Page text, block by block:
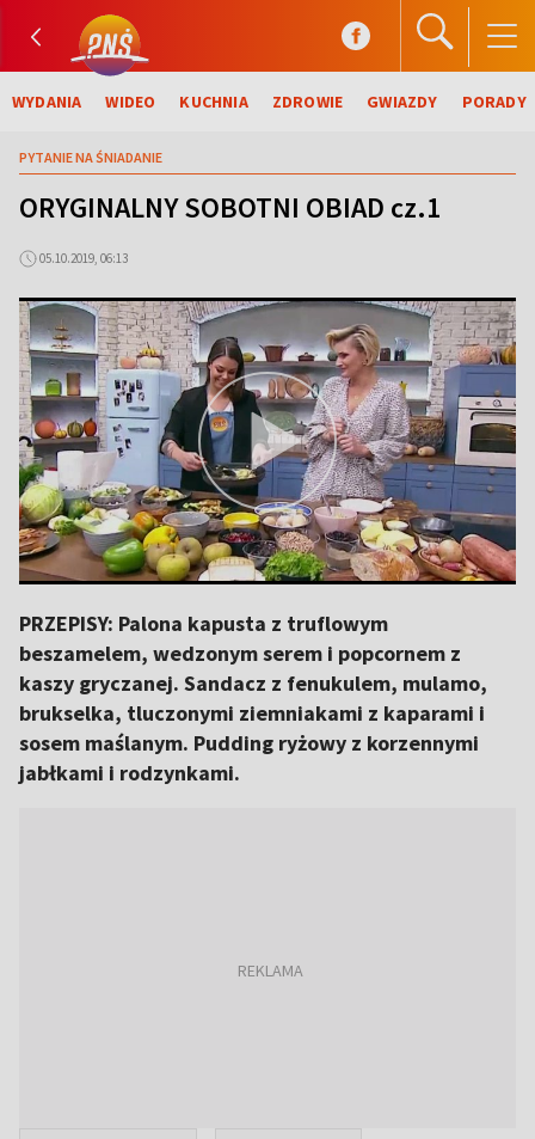
WYDANIA WIDEO KUCHNIA ZDROWIE GWIAZDY PORADY
PYTANIE NA ŚNIADANIE
ORYGINALNY SOBOTNI OBIAD cz.1
05.10.2019, 06:13
PRZEPISY: Palona kapusta z truflowym
beszamelem, wedzonym serem i popcornem z
kaszy gryczanej. Sandacz z fenukulem, mulamo,
brukselka, tluczonymi ziemniakami z kaparami i
sosem maślanym. Pudding ryżowy z korzennymi
jabłkami i rodzynkami.